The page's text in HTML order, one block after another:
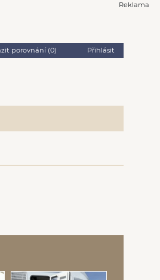
Reklama
porovnání (0) Přihlásit